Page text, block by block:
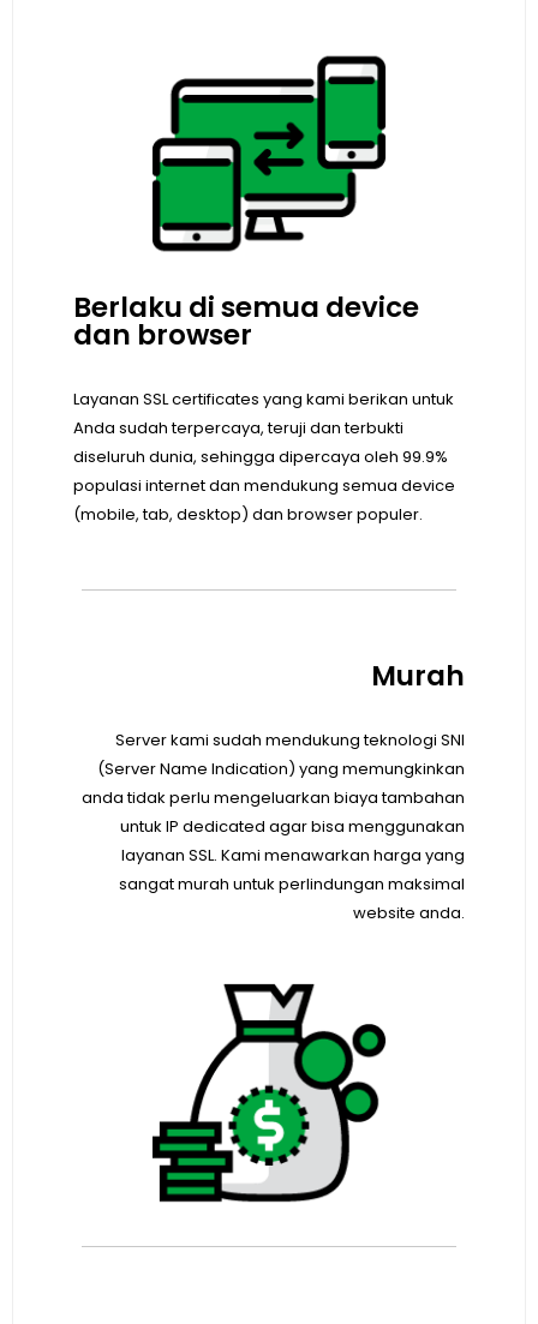
Berlaku di semua device
dan browser
Layanan SSL certificates yang kami berikan untuk
Anda sudah terpercaya, teruji dan terbukti
diseluruh dunia, sehingga dipercaya oleh 99.9%
populasi internet dan mendukung semua device
(mobile, tab, desktop) dan browser populer.
Murah
Server kami sudah mendukung teknologi SNI
(Server Name Indication) yang memungkinkan
anda tidak perlu mengeluarkan biaya tambahan
untuk IP dedicated agar bisa menggunakan
layanan SSL. Kami menawarkan harga yang
sangat murah untuk perlindungan maksimal
website anda.